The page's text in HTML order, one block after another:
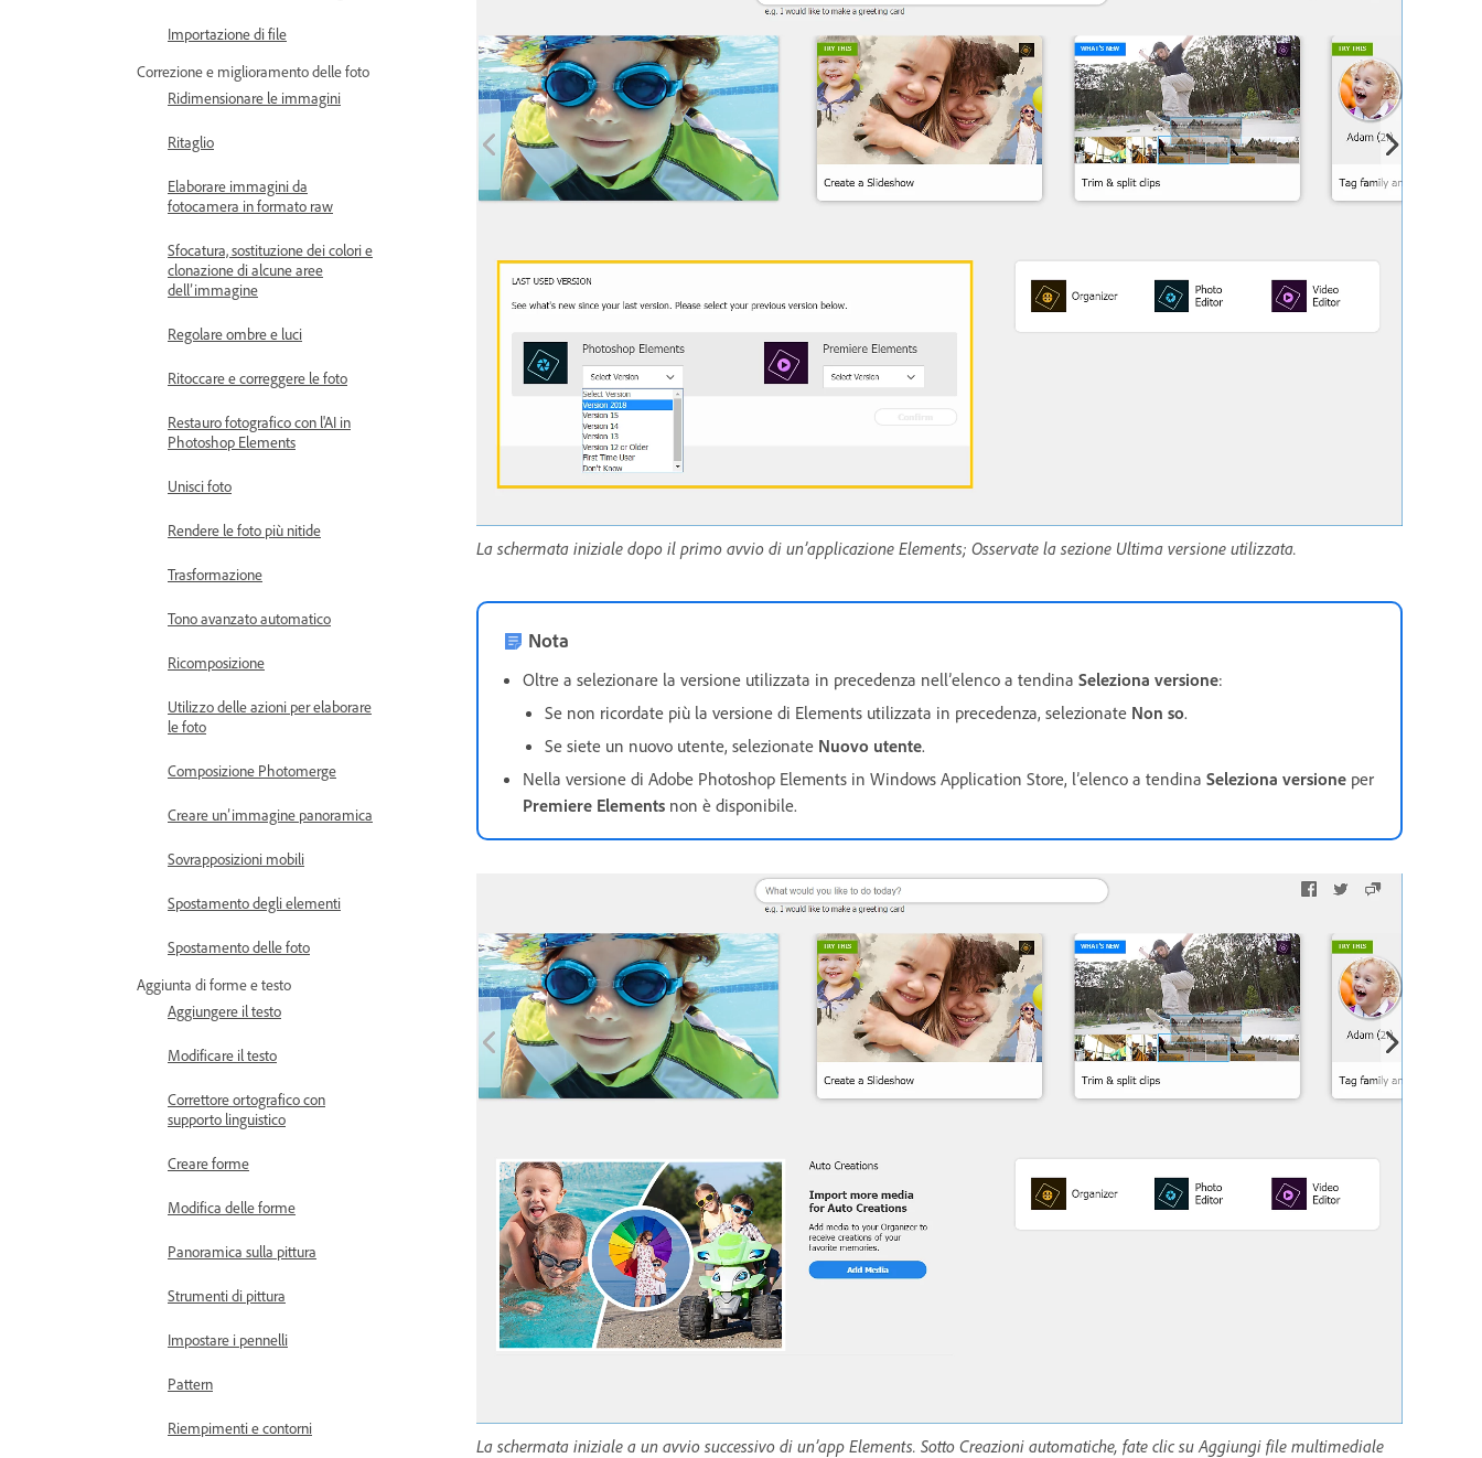
Importazione di file
Correzione e miglioramento delle foto
Ridimensionare le immagini
Ritaglio
Elaborare immagini da
fotocamera in formato raw
Sfocatura, sostituzione dei colori e
clonazione di alcune aree
dell’immagine
Regolare ombre e luci
Ritoccare e correggere le foto
Restauro fotografico con l'AI in
Photoshop Elements
Unisci foto
Rendere le foto più nitide
Trasformazione
Tono avanzato automatico
Ricomposizione
Utilizzo delle azioni per elaborare
le foto
Composizione Photomerge
Creare un’immagine panoramica
Sovrapposizioni mobili
Spostamento degli elementi
Spostamento delle foto
Aggiunta di forme e testo
Aggiungere il testo
Modificare il testo
Correttore ortografico con
supporto linguistico
Creare forme
Modifica delle forme
Panoramica sulla pittura
Strumenti di pittura
Impostare i pennelli
Pattern
Riempimenti e contorni
La schermata iniziale dopo il primo avvio di un’applicazione Elements; Osservate la sezione Ultima versione utilizzata.
Nota
Oltre a selezionare la versione utilizzata in precedenza nell’elenco a tendina Seleziona versione:
Se non ricordate più la versione di Elements utilizzata in precedenza, selezionate Non so.
Se siete un nuovo utente, selezionate Nuovo utente.
Nella versione di Adobe Photoshop Elements in Windows Application Store, l’elenco a tendina Seleziona versione per
Premiere Elements non è disponibile.
La schermata iniziale a un avvio successivo di un’app Elements. Sotto Creazioni automatiche, fate clic su Aggiungi file multimediale